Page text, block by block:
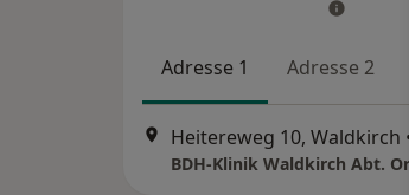
Adresse 1 Adresse 2
Heitereweg 10, Waldkirch